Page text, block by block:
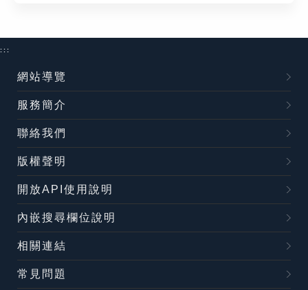
:::
網站導覽
服務簡介
聯絡我們
版權聲明
開放API使用說明
內嵌搜尋欄位說明
相關連結
常見問題